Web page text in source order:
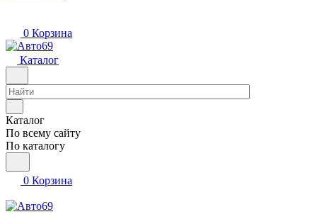
0 Корзина
Каталог
Каталог
По всему сайту
По каталогу
0 Корзина